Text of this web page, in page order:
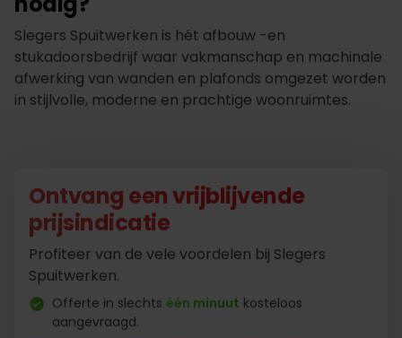
Slegers Spuitwerken is hét afbouw -en
stukadoorsbedrijf waar vakmanschap en machinale
afwerking van wanden en plafonds omgezet worden
in stijlvolle, moderne en prachtige woonruimtes.
Ontvang een vrijblijvende
prijsindicatie
Profiteer van de vele voordelen bij Slegers
Spuitwerken.
Offerte in slechts één minuut kosteloos
aangevraagd.